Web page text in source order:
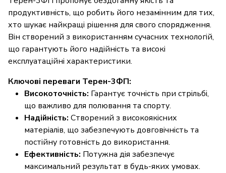
продуктивність, що робить його незамінним для тих,
хто шукає найкращі рішення для свого спорядження.
Він створений з використанням сучасних технологій,
що гарантують його надійність та високі
експлуатаційні характеристики.
Ключові переваги Терен-3ФП:
Високоточність: Гарантує точність при стрільбі,
що важливо для полювання та спорту.
Надійність: Створений з високоякісних
матеріалів, що забезпечують довговічність та
постійну готовність до використання.
Ефективність: Потужна дія забезпечує
максимальний результат в будь-яких умовах.